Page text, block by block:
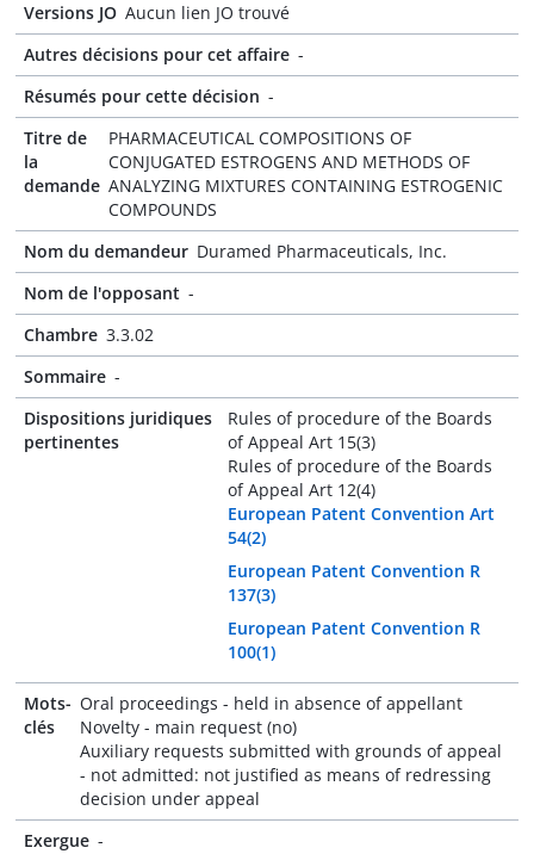
Versions JO Aucun lien JO trouvé
Autres décisions pour cet affaire -
Résumés pour cette décision -
Titre de
la
demande
PHARMACEUTICAL COMPOSITIONS OF
CONJUGATED ESTROGENS AND METHODS OF
ANALYZING MIXTURES CONTAINING ESTROGENIC
COMPOUNDS
Nom du demandeur Duramed Pharmaceuticals, Inc.
Nom de l'opposant -
Chambre 3.3.02
Sommaire -
Dispositions juridiques
pertinentes
Rules of procedure of the Boards
of Appeal Art 15(3)
Rules of procedure of the Boards
of Appeal Art 12(4)
European Patent Convention Art
54(2)
European Patent Convention R
137(3)
European Patent Convention R
100(1)
Mots-
clés
Oral proceedings - held in absence of appellant
Novelty - main request (no)
Auxiliary requests submitted with grounds of appeal
- not admitted: not justified as means of redressing
decision under appeal
Exergue -